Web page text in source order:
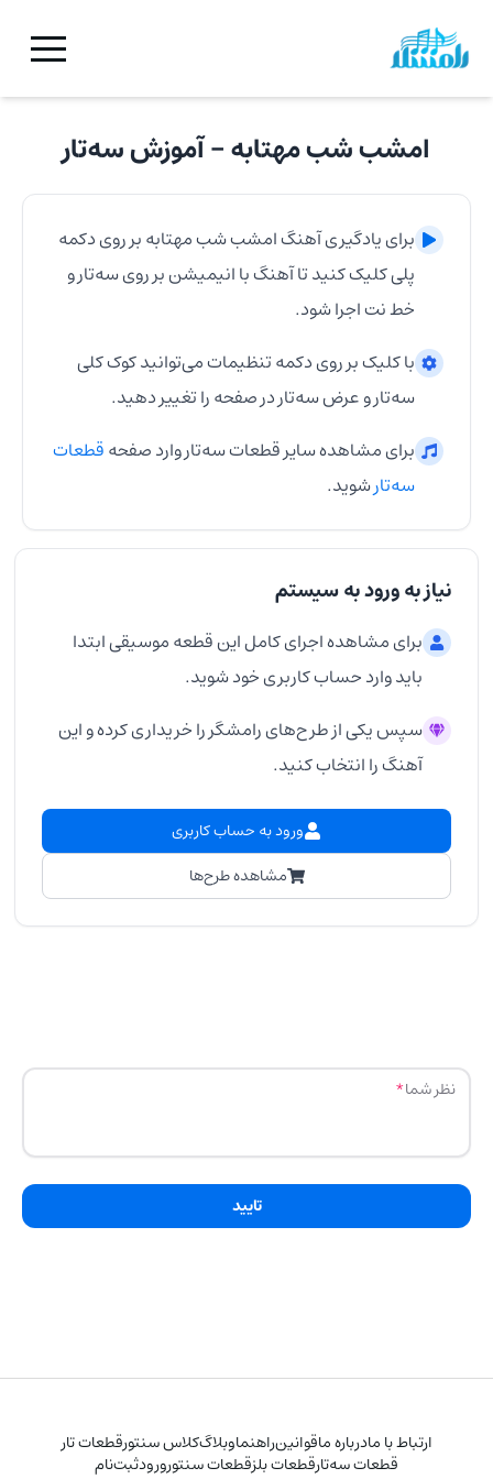
امشب شب مهتابه- آموزشسه‌تار
برای یادگیری آهنگامشب شب مهتابهبر روی دکمه
پلی کلیک کنید تا آهنگ با انیمیشن بر رویسه‌تارو
خط نت اجرا شود.
با کلیک بر روی دکمه تنظیمات می‌توانید کوک کلی
سه‌تارو عرضسه‌تاردر صفحه را تغییر دهید.
برای مشاهده سایر قطعاتسه‌تاروارد صفحهقطعات
سه‌تارشوید.
نیاز به ورود به سیستم
برای مشاهده اجرای کامل این قطعه موسیقی ابتدا
باید وارد حساب کاربری خود شوید.
سپس یکی از طرح‌های رامشگر را خریداری کرده و این
آهنگ را انتخاب کنید.
ورود به حساب کاربری
مشاهده طرح‌ها
نظر شما
تایید
ارتباط با مادرباره ماقوانینراهنماوبلاگکلاس سنتورقطعات تار
قطعات سه‌تارقطعات بلزقطعات سنتورورودثبت‌نام